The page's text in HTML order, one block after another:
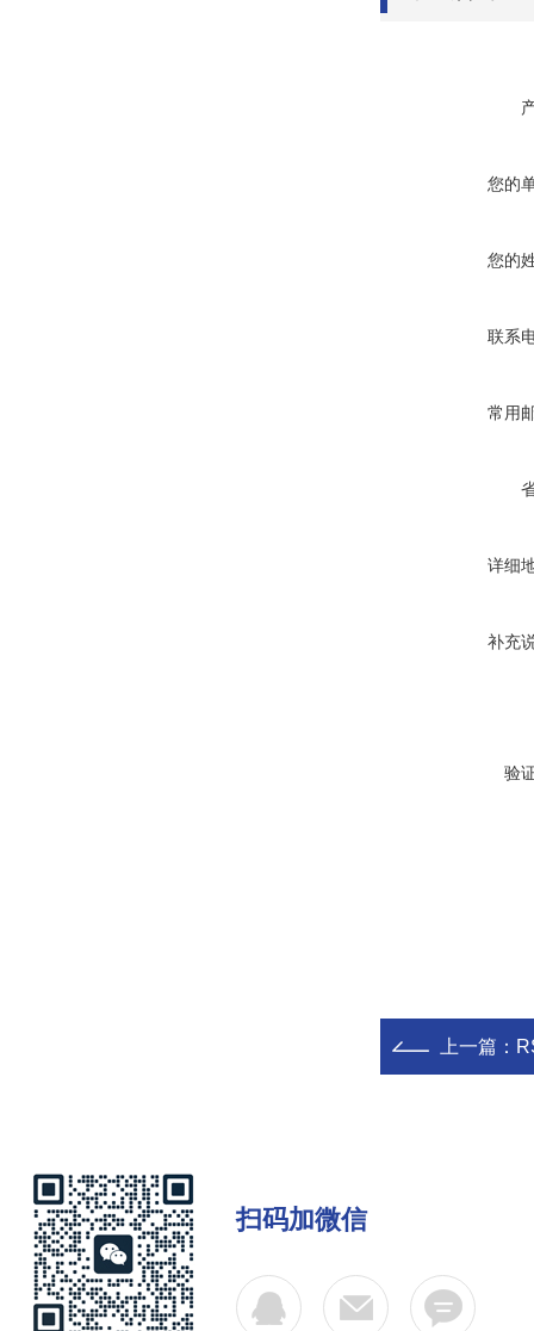
您的
您的
联系
常用
详细
补充
验
上一篇：
扫码加微信